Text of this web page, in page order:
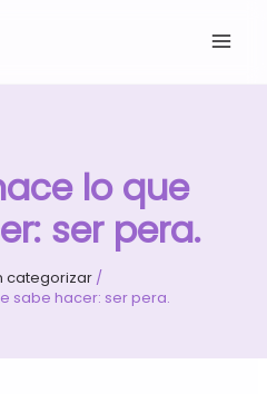
lo que
ser pera.
categorizar
sabe hacer: ser pera.